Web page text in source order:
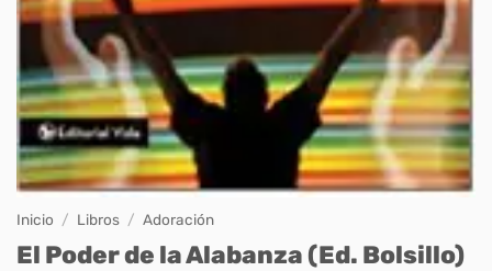
Inicio / Libros / Adoración
El Poder de la Alabanza (Ed. Bolsillo)